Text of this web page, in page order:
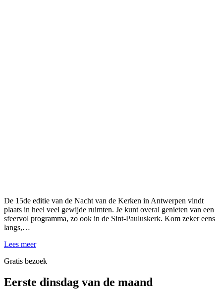
De 15de editie van de Nacht van de Kerken in Antwerpen vindt
plaats in heel veel gewijde ruimten. Je kunt overal genieten van een
sfeervol programma, zo ook in de Sint-Pauluskerk. Kom zeker eens
langs,…
Lees meer
Gratis bezoek
Eerste dinsdag van de maand